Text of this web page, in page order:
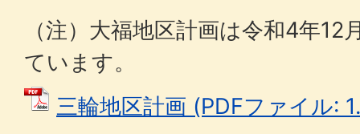
（注）大福地区計画は令和4年
ています。
三輪地区計画 (PDFファイル: